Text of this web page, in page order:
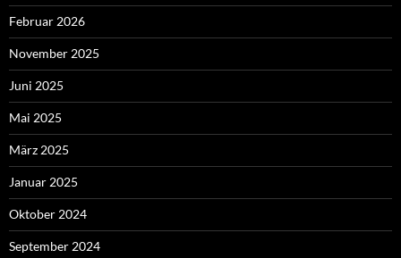
Februar 2026
November 2025
Juni 2025
Mai 2025
März 2025
Januar 2025
Oktober 2024
September 2024